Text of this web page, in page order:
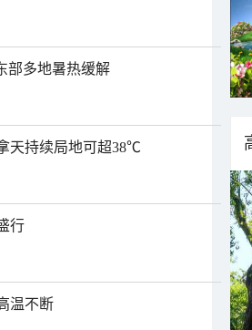
部多地暑热缓解
天持续局地可超38℃
行
温不断